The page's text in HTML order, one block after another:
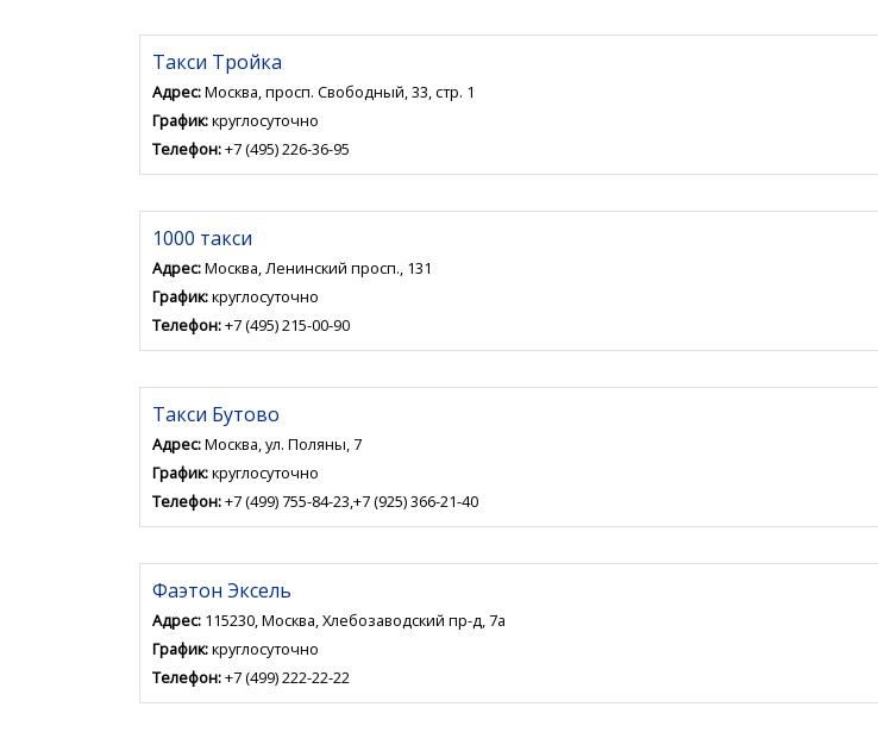
Такси Тройка
Адрес:Москва, просп. Свободный, 33, стр. 1
График:круглосуточно
Телефон:+7 (495) 226-36-95
1000 такси
Адрес:Москва, Ленинский просп., 131
График:круглосуточно
Телефон:+7 (495) 215-00-90
Такси Бутово
Адрес:Москва, ул. Поляны, 7
График:круглосуточно
Телефон:+7 (499) 755-84-23,+7 (925) 366-21-40
Фаэтон Эксель
Адрес: 115230, Москва, Хлебозаводский пр-д, 7а
График:круглосуточно
Телефон:+7 (499) 222-22-22